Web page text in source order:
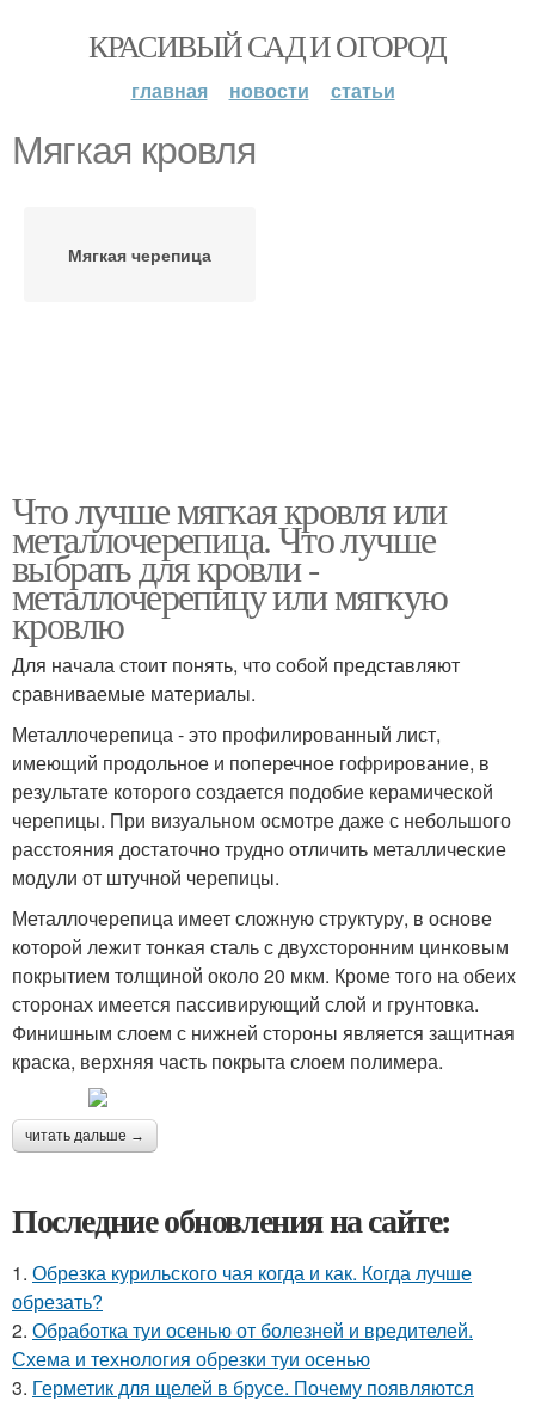
КРАСИВЫЙ САД И ОГОРОД
главная новости статьи
Мягкая кровля
Мягкая черепица
Что лучше мягкая кровля или
металлочерепица. Что лучше
выбрать для кровли -
металлочерепицу или мягкую
кровлю
Для начала стоит понять, что собой представляют
сравниваемые материалы.
Металлочерепица - это профилированный лист,
имеющий продольное и поперечное гофрирование, в
результате которого создается подобие керамической
черепицы. При визуальном осмотре даже с небольшого
расстояния достаточно трудно отличить металлические
модули от штучной черепицы.
Металлочерепица имеет сложную структуру, в основе
которой лежит тонкая сталь с двухсторонним цинковым
покрытием толщиной около 20 мкм. Кроме того на обеих
сторонах имеется пассивирующий слой и грунтовка.
Финишным слоем с нижней стороны является защитная
краска, верхняя часть покрыта слоем полимера.
читать дальше →
Последние обновления на сайте:
1. Обрезка курильского чая когда и как. Когда лучше
обрезать?
2. Обработка туи осенью от болезней и вредителей.
Схема и технология обрезки туи осенью
3. Герметик для щелей в брусе. Почему появляются